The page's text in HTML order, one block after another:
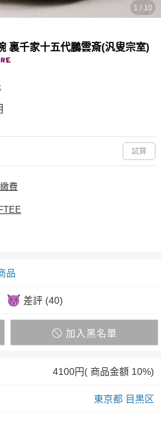
1 / 10
裏千家十五代鵬雲斎(汎叟宗室)
試算
費
品
差評 (40)
加入黑名單
4100円( 商品金額 10%)
東京都 目黒区